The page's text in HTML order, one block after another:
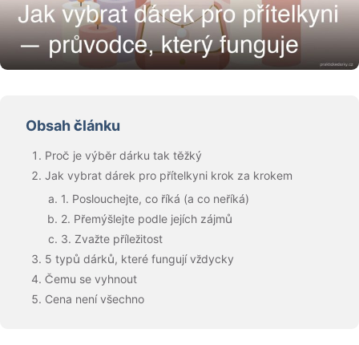
Obsah článku
Proč je výběr dárku tak těžký
Jak vybrat dárek pro přítelkyni krok za krokem
1. Poslouchejte, co říká (a co neříká)
2. Přemýšlejte podle jejích zájmů
3. Zvažte příležitost
5 typů dárků, které fungují vždycky
Čemu se vyhnout
Cena není všechno